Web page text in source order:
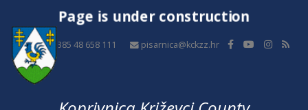
Page is under construction
+385 48 658 111 pisarnica@kckzz.hr